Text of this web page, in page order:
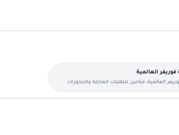
العالمية
العالمية: متاحين للطلبات العاجلة والحجوزات